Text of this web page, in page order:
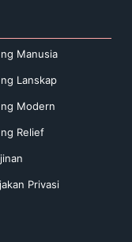
Manusia
Lanskap
Modern
Relief
Privasi